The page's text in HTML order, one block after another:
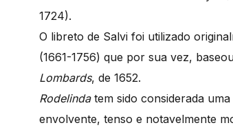
1724).
O libreto de Salvi foi utilizado
(1661-1756) que por sua vez,
Lombards, de 1652.
Rodelinda tem sido considerada
envolvente, tenso e notavelmente